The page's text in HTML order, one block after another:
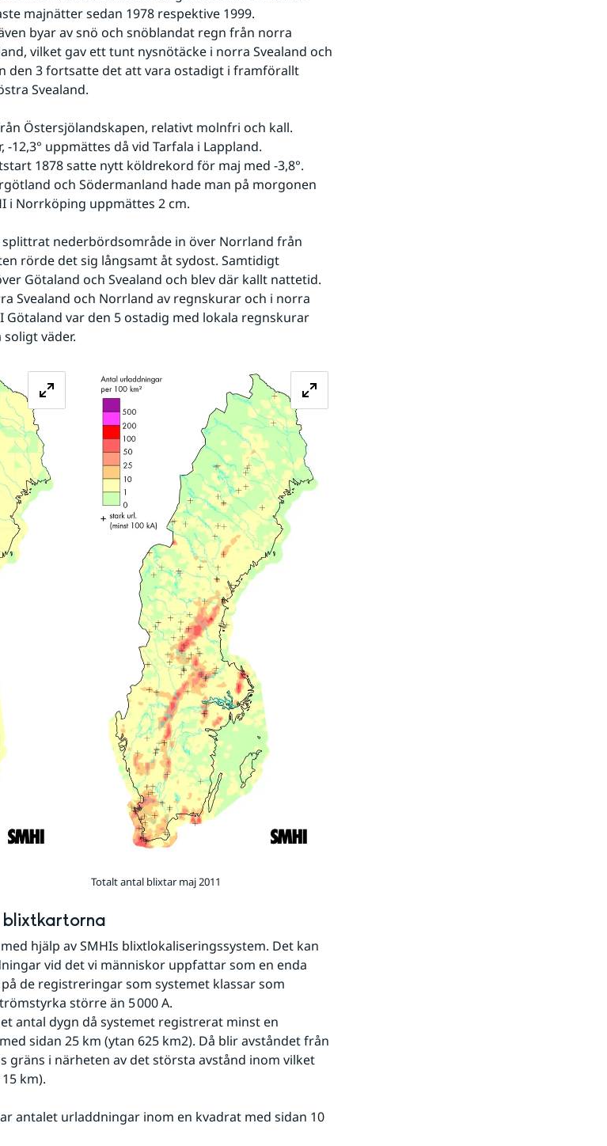
majnätter sedan 1978 respektive 1999.
byar av snö och snöblandat regn från norra
vilket gav ett tunt nysnötäcke i norra Svealand och
den 3 fortsatte det att vara ostadigt i framförallt
Svealand.
12,3° uppmättes då vid Tarfala i Lappland.
1878 satte nytt köldrekord för maj med -3,8°.
och Södermanland hade man på morgonen
i Norrköping uppmättes 2 cm.
rörde det sig långsamt åt sydost. Samtidigt
Götaland och Svealand och blev där kallt nattetid.
Svealand och Norrland av regnskurar och i norra
Götaland var den 5 ostadig med lokala regnskurar
väder.
Totalt antal blixtar maj 2011
blixtkartorna
hjälp av SMHIs blixtlokaliseringssystem. Det kan
vid det vi människor uppfattar som en enda
de registreringar som systemet klassar som
större än 5 000 A.
antal dygn då systemet registrerat minst en
sidan 25 km (ytan 625 km2). Då blir avståndet från
gräns i närheten av det största avstånd inom vilket
km).
antalet urladdningar inom en kvad­rat med sidan 10